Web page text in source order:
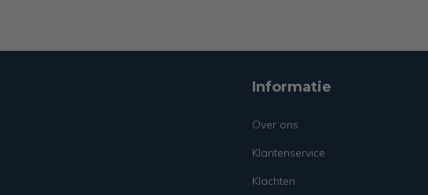
Informatie
Over ons
Klantenservice
Klachten